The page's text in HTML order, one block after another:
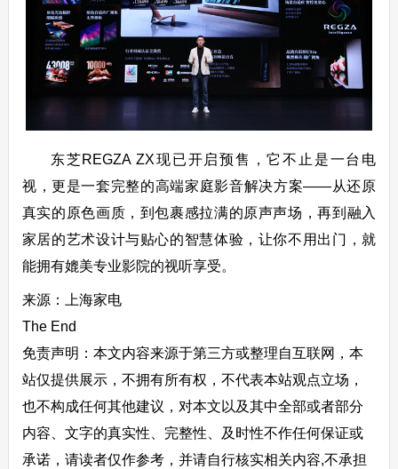
东芝REGZA ZX现已开启预售，它不止是一台电
视，更是一套完整的高端家庭影音解决方案——从还原
真实的原色画质，到包裹感拉满的原声声场，再到融入
家居的艺术设计与贴心的智慧体验，让你不用出门，就
能拥有媲美专业影院的视听享受。
来源：上海家电
The End
免责声明：本文内容来源于第三方或整理自互联网，本
站仅提供展示，不拥有所有权，不代表本站观点立场，
也不构成任何其他建议，对本文以及其中全部或者部分
内容、文字的真实性、完整性、及时性不作任何保证或
承诺，请读者仅作参考，并请自行核实相关内容,不承担